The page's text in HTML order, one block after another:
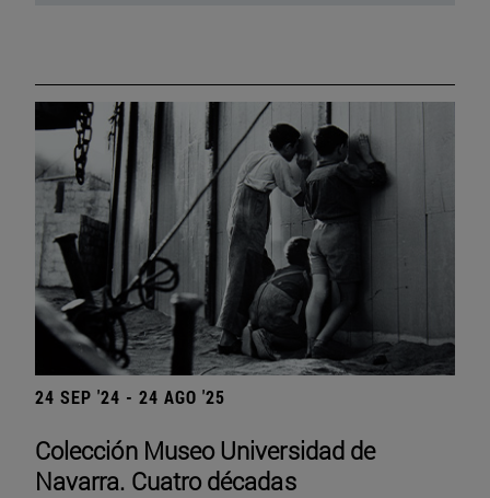
24 SEP '24 - 24 AGO '25
Colección Museo Universidad de
Navarra. Cuatro décadas